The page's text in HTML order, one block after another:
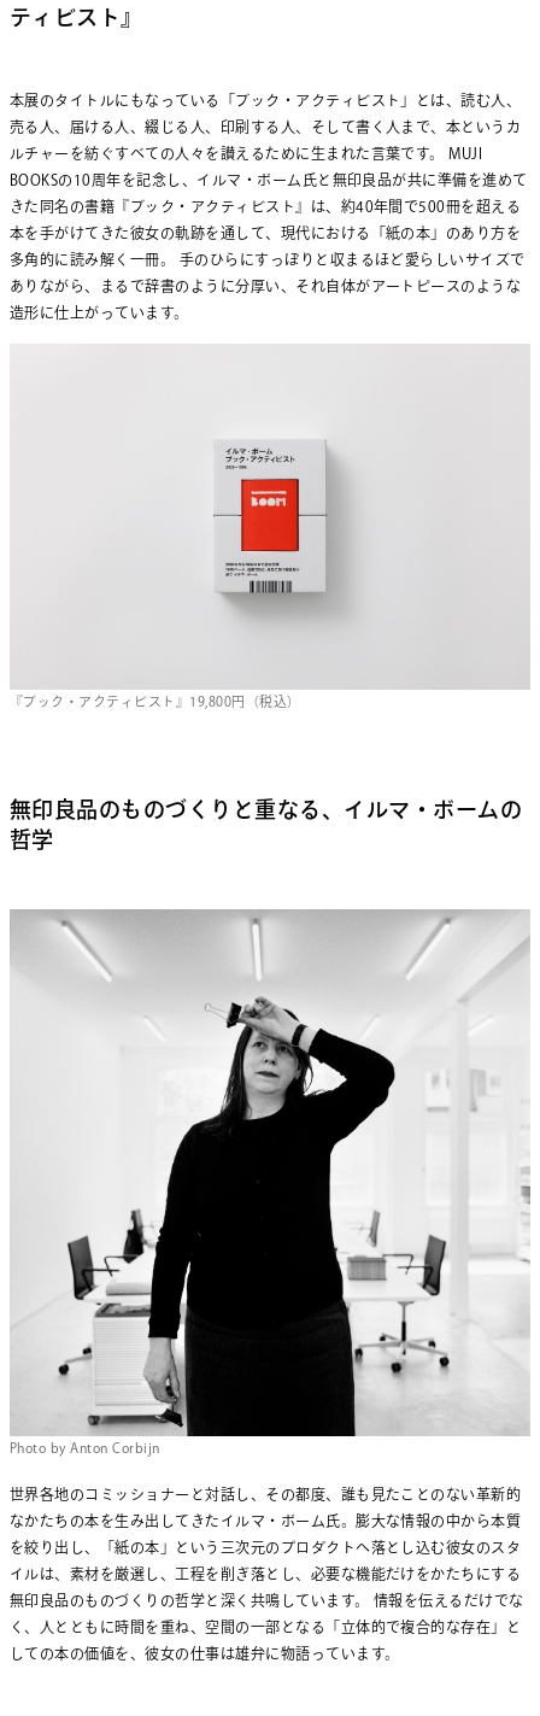
ティビスト』
本展のタイトルにもなっている「ブック・アクティビスト」とは、読む人、
売る人、届ける人、綴じる人、印刷する人、そして書く人まで、本というカ
ルチャーを紡ぐすべての人々を讃えるために生まれた言葉です。 MUJI
BOOKSの10周年を記念し、イルマ・ボーム氏と無印良品が共に準備を進めて
きた同名の書籍『ブック・アクティビスト』は、約40年間で500冊を超える
本を手がけてきた彼女の軌跡を通して、現代における「紙の本」のあり方を
多角的に読み解く一冊。 手のひらにすっぽりと収まるほど愛らしいサイズで
ありながら、まるで辞書のように分厚い、それ自体がアートピースのような
造形に仕上がっています。
『ブック・アクティビスト』19,800円（税込）
無印良品のものづくりと重なる、イルマ・ボームの
哲学
Photo by Anton Corbijn
世界各地のコミッショナーと対話し、その都度、誰も見たことのない革新的
なかたちの本を生み出してきたイルマ・ボーム氏。膨大な情報の中から本質
を絞り出し、「紙の本」という三次元のプロダクトへ落とし込む彼女のスタ
イルは、素材を厳選し、工程を削ぎ落とし、必要な機能だけをかたちにする
無印良品のものづくりの哲学と深く共鳴しています。 情報を伝えるだけでな
く、人とともに時間を重ね、空間の一部となる「立体的で複合的な存在」と
しての本の価値を、彼女の仕事は雄弁に物語っています。